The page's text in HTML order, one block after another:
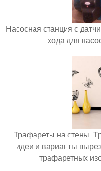
Насосная станция с
хода для
Трафареты на стены.
идеи и варианты
трафаретных